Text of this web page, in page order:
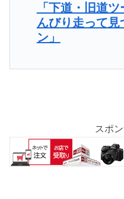
「下道・旧道
んびり走って
ン」
スポ